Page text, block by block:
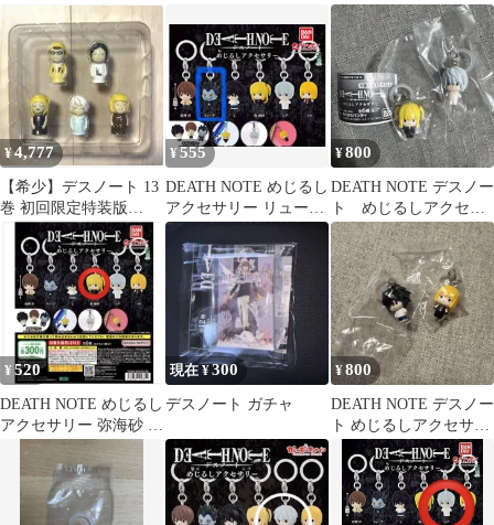
¥4,777
【希少】デスノート 13
巻 初回限定特装版
BOX 特典 指人形
¥555
DEATH NOTE めじるし
アクセサリー リューク
ガチャ
¥800
DEATH NOTE デスノー
ト めじるしアクセサ
リー 2種セット ニ
ア 弥海砂
¥ 520
DEATH NOTE めじるし
アクセサリー 弥海砂 ガ
現在 ¥300
デスノート ガチャ
¥800
DEATH NOTE デスノー
ト めじるしアクセサリ
ー 2点セット